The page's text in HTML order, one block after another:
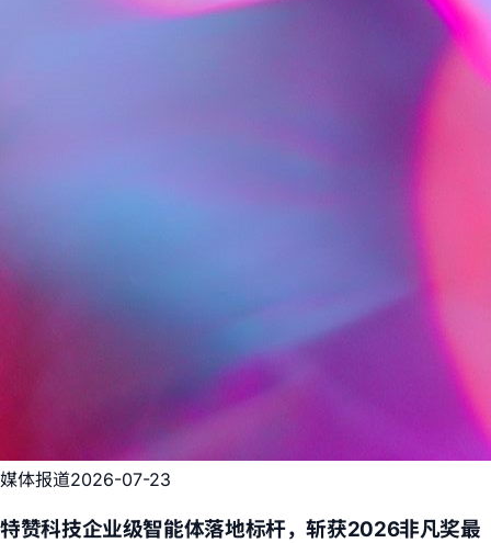
媒体报道2026-07-23
特赞科技企业级智能体落地标杆，斩获2026非凡奖最